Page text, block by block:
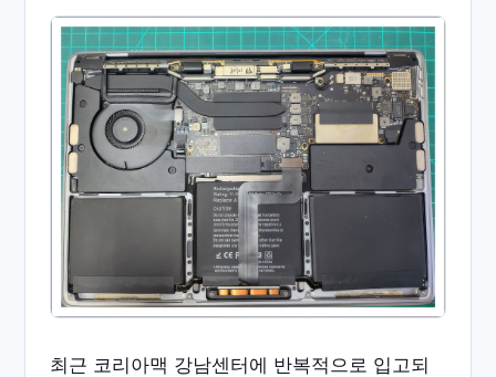
최근 코리아맥 강남센터에 반복적으로 입고되